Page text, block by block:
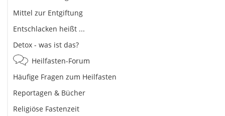
Mittel zur Entgiftung
Entschlacken heißt ...
Detox - was ist das?
Heilfasten-Forum
Häufige Fragen zum Heilfasten
Reportagen & Bücher
Religiöse Fastenzeit